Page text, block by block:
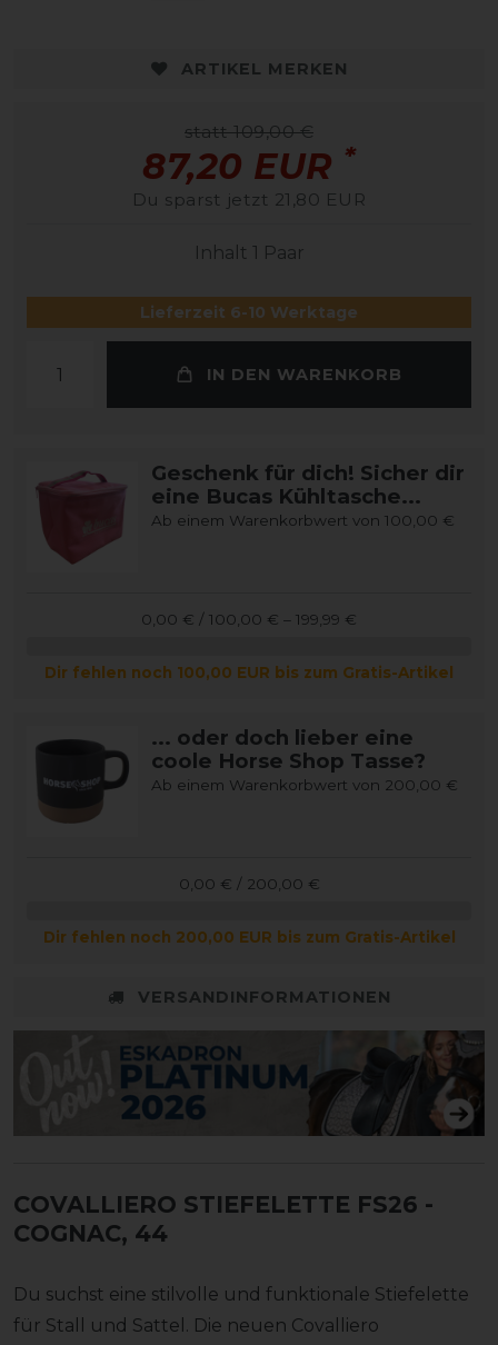
ARTIKEL MERKEN
statt 109,00 €
87,20 EUR *
Du sparst jetzt 21,80 EUR
Inhalt 1 Paar
Lieferzeit 6-10 Werktage
IN DEN WARENKORB
Geschenk für dich! Sicher dir
eine Bucas Kühltasche...
Ab einem Warenkorbwert von 100,00 €
0,00 € / 100,00 € – 199,99 €
Dir fehlen noch 100,00 EUR bis zum Gratis-Artikel
... oder doch lieber eine
coole Horse Shop Tasse?
Ab einem Warenkorbwert von 200,00 €
0,00 € / 200,00 €
Dir fehlen noch 200,00 EUR bis zum Gratis-Artikel
VERSANDINFORMATIONEN
COVALLIERO STIEFELETTE FS26 -
COGNAC, 44
Du suchst eine stilvolle und funktionale Stiefelette
für Stall und Sattel. Die neuen Covalliero